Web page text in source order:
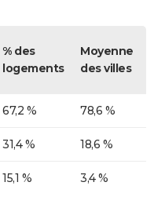
% des
logements
Moyenne
des villes
67,2 % 78,6 %
31,4 % 18,6 %
15,1 % 3,4 %